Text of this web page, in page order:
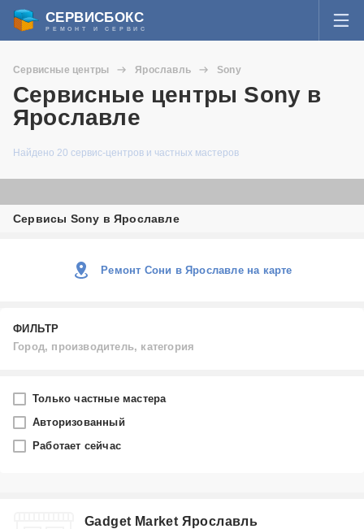
СЕРВИСБОКС
РЕМОНТ И СЕРВИС
Я забыл пароль
СЕРВИСЫ И МАСТЕРА
НОВОСТИ
ДОБАВИТЬ СЕРВИСНЫЙ ЦЕНТР ИЛИ ЧАСТНОГО МАСТЕРА
Сервисные центры Ярославль Sony
Сервисные центры Sony в
Ярославле
Найдено 20 сервис-центров и частных мастеров
Сервисы Sony в Ярославле
Ремонт Сони в Ярославле на карте
ФИЛЬТР
Город, производитель, категория
Ярославль
Производитель
Только частные мастера
Авторизованный
Работает сейчас
Gadget Market Ярославль